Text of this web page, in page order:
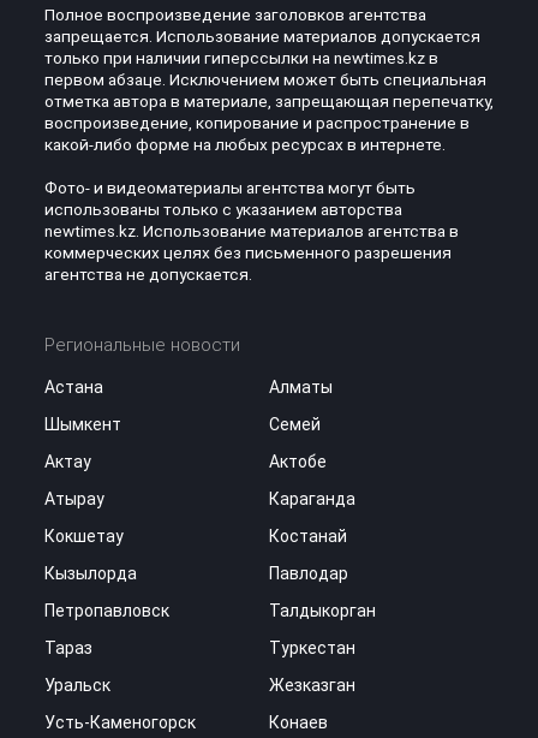
Полное воспроизведение заголовков агентства
запрещается. Использование материалов допускается
только при наличии гиперссылки на newtimes.kz в
первом абзаце. Исключением может быть специальная
отметка автора в материале, запрещающая перепечатку,
воспроизведение, копирование и распространение в
какой-либо форме на любых ресурсах в интернете.
Фото- и видеоматериалы агентства могут быть
использованы только с указанием авторства
newtimes.kz. Использование материалов агентства в
коммерческих целях без письменного разрешения
агентства не допускается.
Региональные новости
Астана
Алматы
Шымкент
Семей
Актау
Актобе
Атырау
Караганда
Кокшетау
Костанай
Кызылорда
Павлодар
Петропавловск
Талдыкорган
Тараз
Туркестан
Уральск
Жезказган
Усть-Каменогорск
Конаев